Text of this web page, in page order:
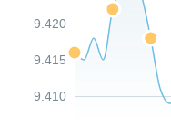
9.410
9.415
9.420